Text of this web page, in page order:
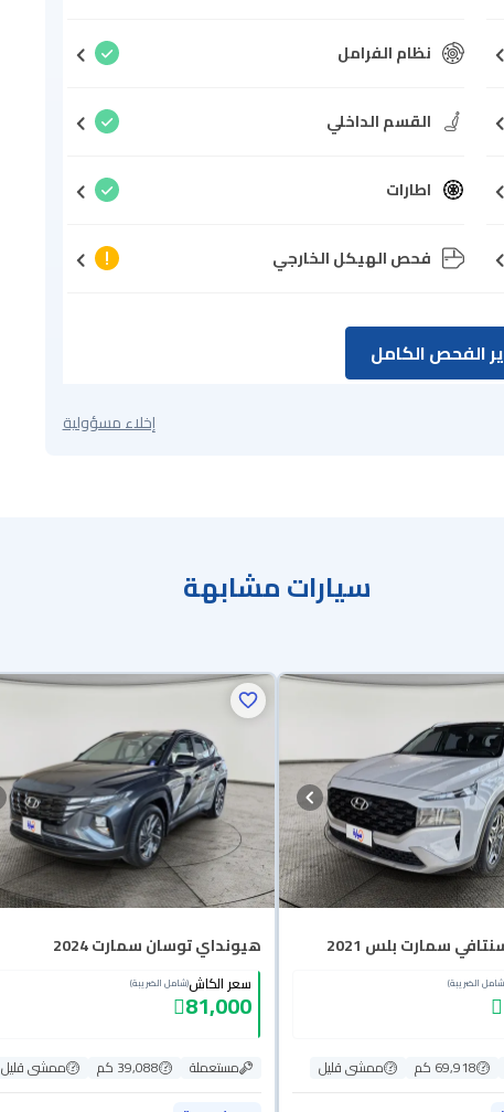
نظام الفرامل
القسم الداخلي
اطارات
فحص الهيكل الخارجي
الفحص الكامل
إخلاء مسؤولية
سيارات مشابهة
سمارت بلس 2021
الضريبة)
69,918 كم
ممشى قليل
هيونداي توسان سمارت 2024
سعر الكاش(شامل الضريبة)
81,000
مستعملة 39,088 كم
ممشى قليل